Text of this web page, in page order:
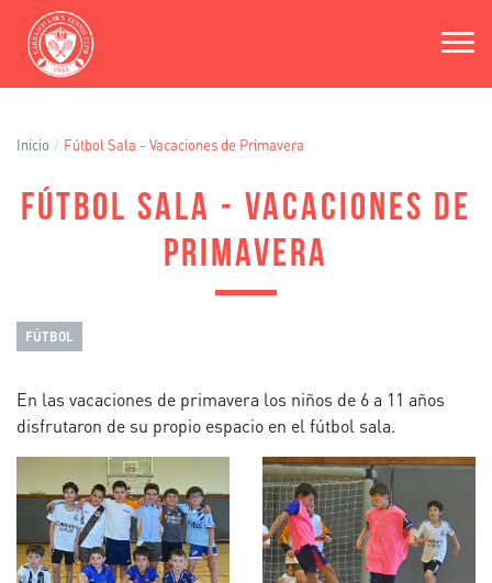
principal
Inicio Fútbol Sala - Vacaciones de Primavera
FÚTBOL SALA - VACACIONES DE
PRIMAVERA
FÚTBOL
En las vacaciones de primavera los niños de 6 a 11 años
disfrutaron de su propio espacio en el fútbol sala.